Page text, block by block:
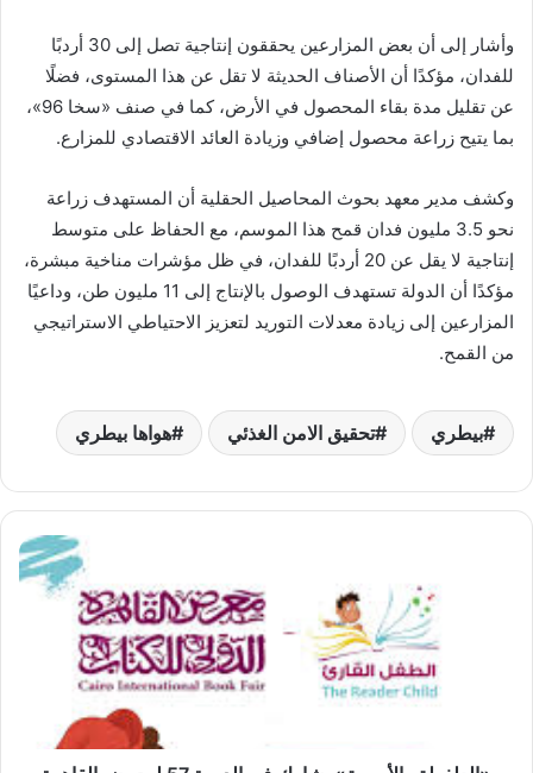
وأشار إلى أن بعض المزارعين يحققون إنتاجية تصل إلى 30 أردبًا
للفدان، مؤكدًا أن الأصناف الحديثة لا تقل عن هذا المستوى، فضلًا
عن تقليل مدة بقاء المحصول في الأرض، كما في صنف «سخا 96»،
بما يتيح زراعة محصول إضافي وزيادة العائد الاقتصادي للمزارع.
وكشف مدير معهد بحوث المحاصيل الحقلية أن المستهدف زراعة
نحو 3.5 مليون فدان قمح هذا الموسم، مع الحفاظ على متوسط
إنتاجية لا يقل عن 20 أردبًا للفدان، في ظل مؤشرات مناخية مبشرة،
مؤكدًا أن الدولة تستهدف الوصول بالإنتاج إلى 11 مليون طن، وداعيًا
المزارعين إلى زيادة معدلات التوريد لتعزيز الاحتياطي الاستراتيجي
من القمح.
بيطري تحقيق الامن الغذئي هواها بيطري